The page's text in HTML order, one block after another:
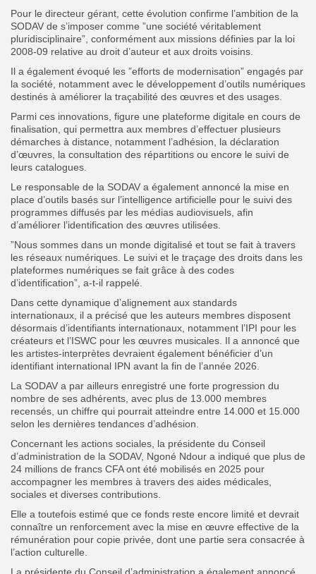
Pour le directeur gérant, cette évolution confirme l’ambition de la
SODAV de s’imposer comme ”une société véritablement
pluridisciplinaire”, conformément aux missions définies par la loi
2008-09 relative au droit d’auteur et aux droits voisins.
‎Il a également évoqué les ”efforts de modernisation” engagés par
la société, notamment avec le développement d’outils numériques
destinés à améliorer la traçabilité des œuvres et des usages.
Parmi ces innovations, figure une plateforme digitale en cours de
finalisation, qui permettra aux membres d’effectuer plusieurs
démarches à distance, notamment l’adhésion, la déclaration
d’œuvres, la consultation des répartitions ou encore le suivi de
leurs catalogues.
‎Le responsable de la SODAV a également annoncé la mise en
place d’outils basés sur l’intelligence artificielle pour le suivi des
programmes diffusés par les médias audiovisuels, afin
d’améliorer l’identification des œuvres utilisées.
”Nous sommes dans un monde digitalisé et tout se fait à travers
les réseaux numériques. Le suivi et le traçage des droits dans les
plateformes numériques se fait grâce à des codes
d’identification”, a-t-il rappelé.
‎Dans cette dynamique d’alignement aux standards
internationaux, il a précisé que les auteurs membres disposent
désormais d’identifiants internationaux, notamment l’IPI pour les
créateurs et l’ISWC pour les œuvres musicales. Il a annoncé que
les artistes-interprètes devraient également bénéficier d’un
identifiant international IPN avant la fin de l’année 2026.
‎La SODAV a par ailleurs enregistré une forte progression du
nombre de ses adhérents, avec plus de 13.000 membres
recensés, un chiffre qui pourrait atteindre entre 14.000 et 15.000
selon les dernières tendances d’adhésion.
‎Concernant les actions sociales, la présidente du Conseil
d’administration de la SODAV, Ngoné Ndour a indiqué que plus de
24 millions de francs CFA ont été mobilisés en 2025 pour
accompagner les membres à travers des aides médicales,
sociales et diverses contributions.
‎Elle a toutefois estimé que ce fonds reste encore limité et devrait
connaître un renforcement avec la mise en œuvre effective de la
rémunération pour copie privée, dont une partie sera consacrée à
l’action culturelle.
‎La présidente du Conseil d’administration a également annoncé